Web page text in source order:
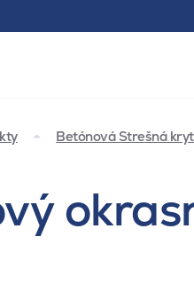
Betónová Strešná